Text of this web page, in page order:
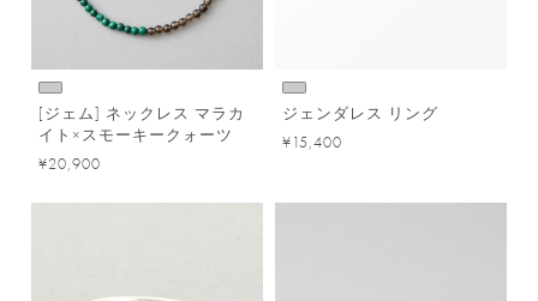
[ジェム] ネックレス マラカ
イト×スモーキークォーツ
¥20,900
ジェンダレス リング
¥15,400